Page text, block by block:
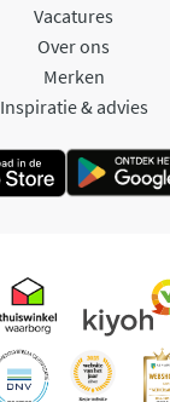
Vacatures
Over ons
Merken
Inspiratie & advies